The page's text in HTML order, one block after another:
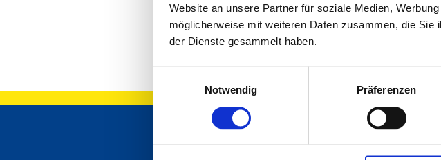
Website an unsere Partner für soziale Medien,
möglicherweise mit weiteren Daten zusammen, die
der Dienste gesammelt haben.
Notwendig
Präferenzen